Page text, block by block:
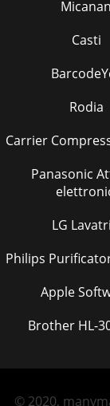
Micanan
Casti
Rodia
Carrier
Panasonic
LG
Philips
Apple
Brother HL-
© 2020,